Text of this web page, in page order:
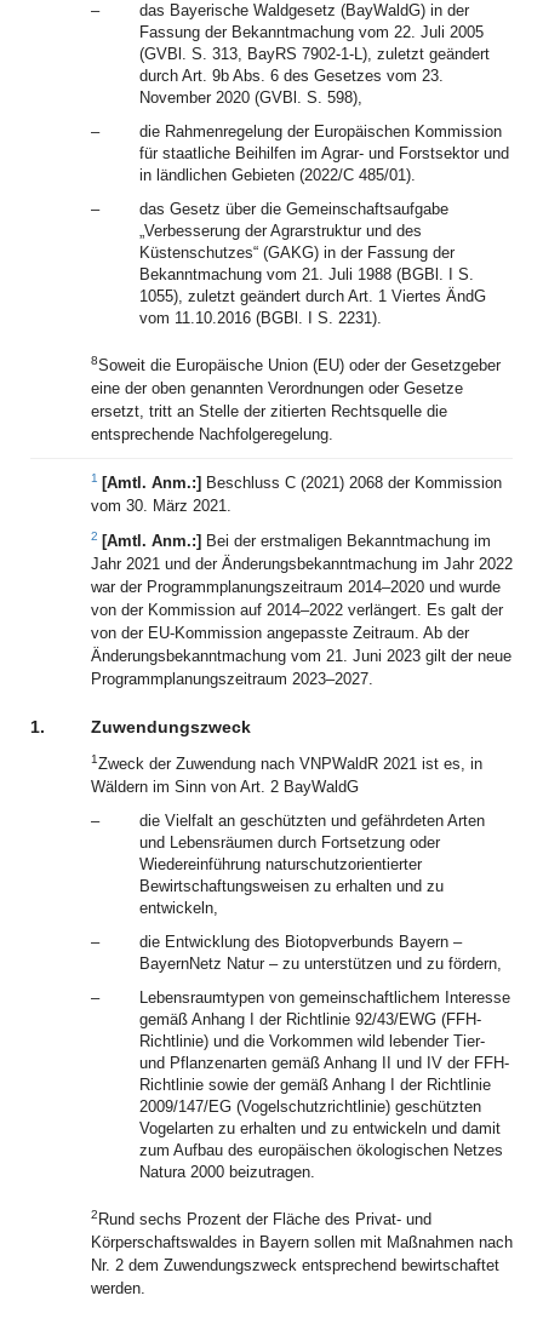
–
das Bayerische Waldgesetz (BayWaldG) in der
Fassung der Bekanntmachung vom 22. Juli 2005
(GVBl. S. 313, BayRS 7902-1-L), zuletzt geändert
durch Art. 9b Abs. 6 des Gesetzes vom 23.
November 2020 (GVBl. S. 598),
–
die Rahmenregelung der Europäischen Kommission
für staatliche Beihilfen im Agrar- und Forstsektor und
in ländlichen Gebieten (2022/C 485/01).
–
das Gesetz über die Gemeinschaftsaufgabe
„Verbesserung der Agrarstruktur und des
Küstenschutzes“ (GAKG) in der Fassung der
Bekanntmachung vom 21. Juli 1988 (BGBl. I S.
1055), zuletzt geändert durch Art. 1 Viertes ÄndG
vom 11.10.2016 (BGBl. I S. 2231).
8Soweit die Europäische Union (EU) oder der Gesetzgeber
eine der oben genannten Verordnungen oder Gesetze
ersetzt, tritt an Stelle der zitierten Rechtsquelle die
entsprechende Nachfolgeregelung.
1 [Amtl. Anm.:] Beschluss C (2021) 2068 der Kommission
vom 30. März 2021.
2 [Amtl. Anm.:] Bei der erstmaligen Bekanntmachung im
Jahr 2021 und der Änderungsbekanntmachung im Jahr 2022
war der Programmplanungszeitraum 2014–2020 und wurde
von der Kommission auf 2014–2022 verlängert. Es galt der
von der EU-Kommission angepasste Zeitraum. Ab der
Änderungsbekanntmachung vom 21. Juni 2023 gilt der neue
Programmplanungszeitraum 2023–2027.
1. Zuwendungszweck
1Zweck der Zuwendung nach VNPWaldR 2021 ist es, in
Wäldern im Sinn von Art. 2 BayWaldG
–
die Vielfalt an geschützten und gefährdeten Arten
und Lebensräumen durch Fortsetzung oder
Wiedereinführung naturschutzorientierter
Bewirtschaftungsweisen zu erhalten und zu
entwickeln,
–
die Entwicklung des Biotopverbunds Bayern –
BayernNetz Natur – zu unterstützen und zu fördern,
–
Lebensraumtypen von gemeinschaftlichem Interesse
gemäß Anhang I der Richtlinie 92/43/EWG (FFH-
Richtlinie) und die Vorkommen wild lebender Tier-
und Pflanzenarten gemäß Anhang II und IV der FFH-
Richtlinie sowie der gemäß Anhang I der Richtlinie
2009/147/EG (Vogelschutzrichtlinie) geschützten
Vogelarten zu erhalten und zu entwickeln und damit
zum Aufbau des europäischen ökologischen Netzes
Natura 2000 beizutragen.
2 Rund sechs Prozent der Fläche des Privat- und
Körperschaftswaldes in Bayern sollen mit Maßnahmen nach
Nr. 2 dem Zuwendungszweck entsprechend bewirtschaftet
werden.